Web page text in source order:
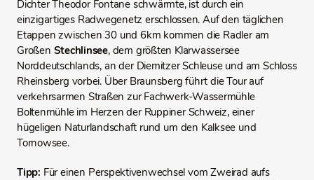
Dichter Theodor Fontane schwärmte, ist durch ein
einzigartiges Radwegenetz erschlossen. Auf den täglichen
Etappen zwischen 30 und 6km kommen die Radler am
Großen Stechlinsee, dem größten Klarwassersee
Norddeutschlands, an der Diemitzer Schleuse und am Schloss
Rheinsberg vorbei. Über Braunsberg führt die Tour auf
verkehrsarmen Straßen zur Fachwerk-Wassermühle
Boltenmühle im Herzen der Ruppiner Schweiz, einer
hügeligen Naturlandschaft rund um den Kalksee und
Tornowsee.
Tipp: Für einen Perspektivenwechsel vom Zweirad aufs